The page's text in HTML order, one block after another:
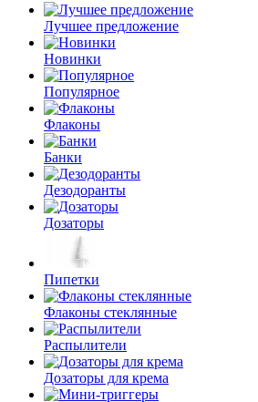
Лучшее предложение
Новинки
Популярное
Флаконы
Банки
Дезодоранты
Дозаторы
Пипетки
Флаконы стеклянные
Распылители
Дозаторы для крема